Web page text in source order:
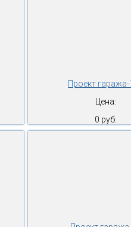
Проект
Цена:
0 руб.